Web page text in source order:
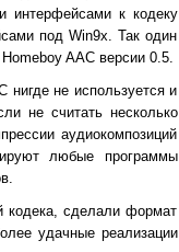
интерфейсами к кодеку
под Win9x. Так один
AAC версии 0.5.
не используется и
не считать несколько
аудиокомпозиций
любые программы
кодека, сделали формат
удачные реализации